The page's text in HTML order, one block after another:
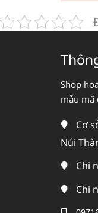
Shop
mẫu mã
Cơ
Núi
Chi
Chi